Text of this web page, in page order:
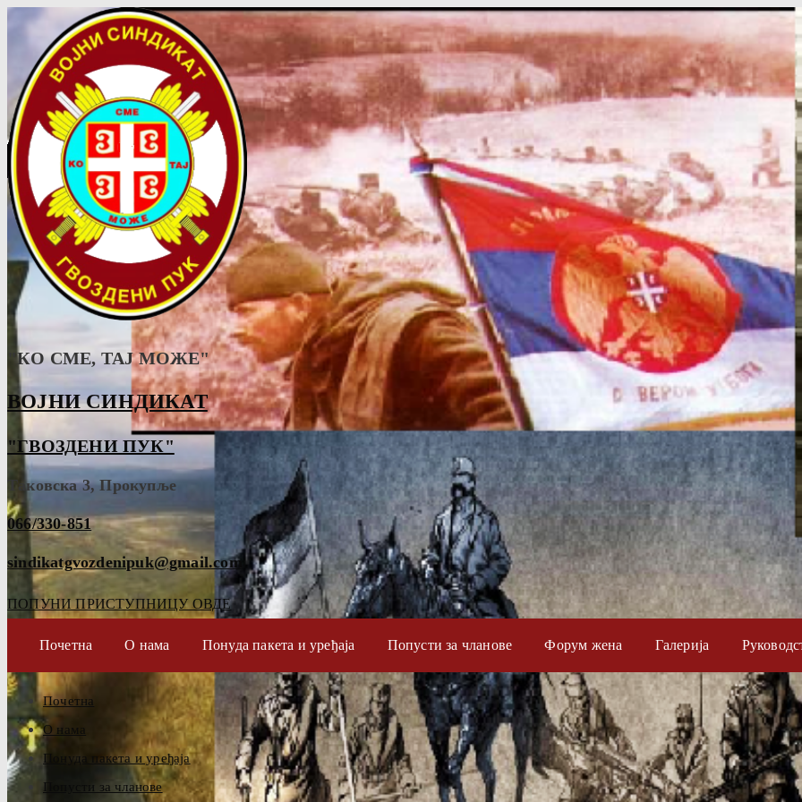
"КО СМЕ, ТАJ МОЖЕ"
ВОЈНИ СИНДИКАТ
"ГВОЗДЕНИ ПУК"
Таковска 3, Прокупље
066/330-851
sindikatgvozdenipuk@gmail.com
ПОПУНИ ПРИСТУПНИЦУ ОВДЕ
Почетна О нама Понуда пакета и уређаја Попусти за чланове Форум жена Галерија
Почетна
О нама
Понуда пакета и уређаја
Попусти за чланове